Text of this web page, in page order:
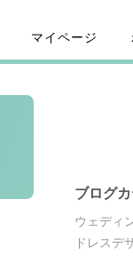
マイページ
ブログ
ウェディ
ドレスデ